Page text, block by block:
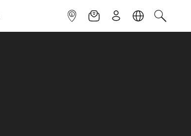
INFOPOINTNEWSLETTER
ISCRIVITILINGUACERCA